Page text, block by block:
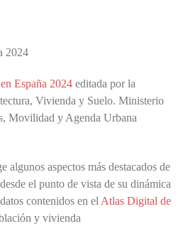
España 2024 editada por la
Vivienda y Suelo. Ministerio
Movilidad y Agenda Urbana
algunos aspectos más destacados de
el punto de vista de su dinámica
contenidos en el Atlas Digital de
y vivienda